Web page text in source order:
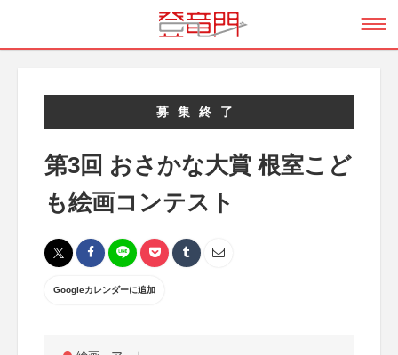
募集終了
第3回 おさかな大賞 根室こど
も絵画コンテスト
Googleカレンダーに追加